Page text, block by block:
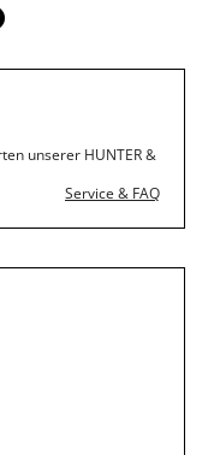
unserer HUNTER &
Service & FAQ